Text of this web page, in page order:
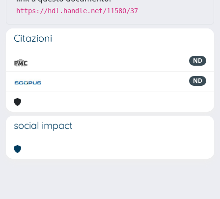
https://hdl.handle.net/11580/37
Citazioni
ND
ND
social impact